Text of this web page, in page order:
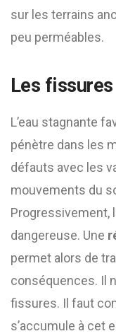
sur les terrains
peu perméables.
Les fissures
L’eau stagnante
pénètre dans les
défauts avec les
mouvements du
Progressivement,
dangereuse. Une
permet alors de
conséquences. Il
fissures. Il faut
s’accumule à cet